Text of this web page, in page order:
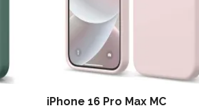
iPhone 16 Pro Max MC